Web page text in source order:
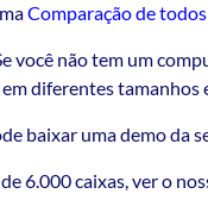
Comparação de
você não tem um
em diferentes tamanhos
baixar uma demo da
6.000 caixas, ver o